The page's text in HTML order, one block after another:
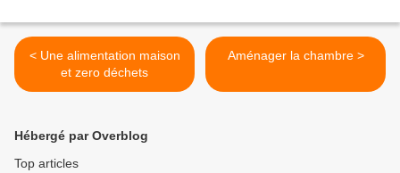
< Une alimentation maison
et zero déchets
Aménager la chambre >
Hébergé par Overblog
Top articles